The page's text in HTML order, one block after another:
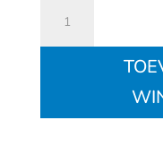
Food
Fresh